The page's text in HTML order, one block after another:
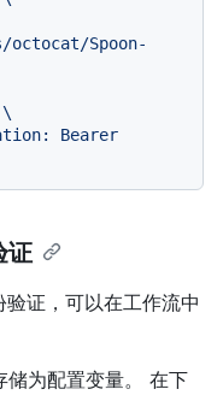
Spoon-
\
证
证，可以在工作流中
为配置变量。 在下